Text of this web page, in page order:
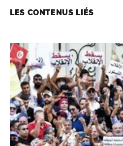
LES CONTENUS LIÉS